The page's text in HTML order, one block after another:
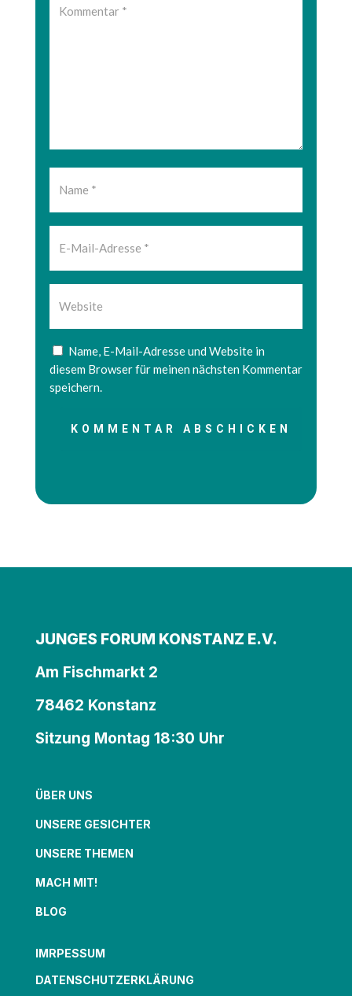
Name, E-Mail-Adresse und Website in
diesem Browser für meinen nächsten Kommentar
speichern.
KOMMENTAR ABSCHICKEN
JUNGES FORUM KONSTANZ E.V.
Am Fischmarkt 2
78462 Konstanz
Sitzung Montag 18:30 Uhr
ÜBER UNS
UNSERE GESICHTER
UNSERE THEMEN
MACH MIT!
BLOG
IMRPESSUM
DATENSCHUTZERKLÄRUNG